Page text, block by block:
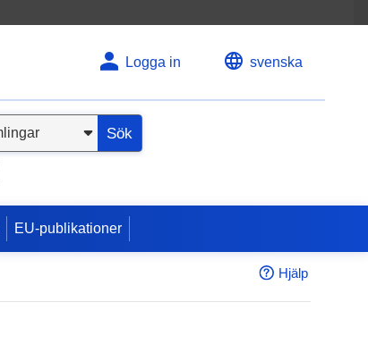
Logga in svenska
Sök
EU-publikationer
Hjälp